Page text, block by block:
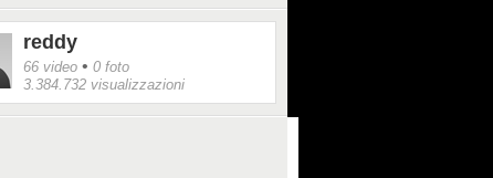
reddy
66 video • 0 foto
3.384.732 visualizzazioni